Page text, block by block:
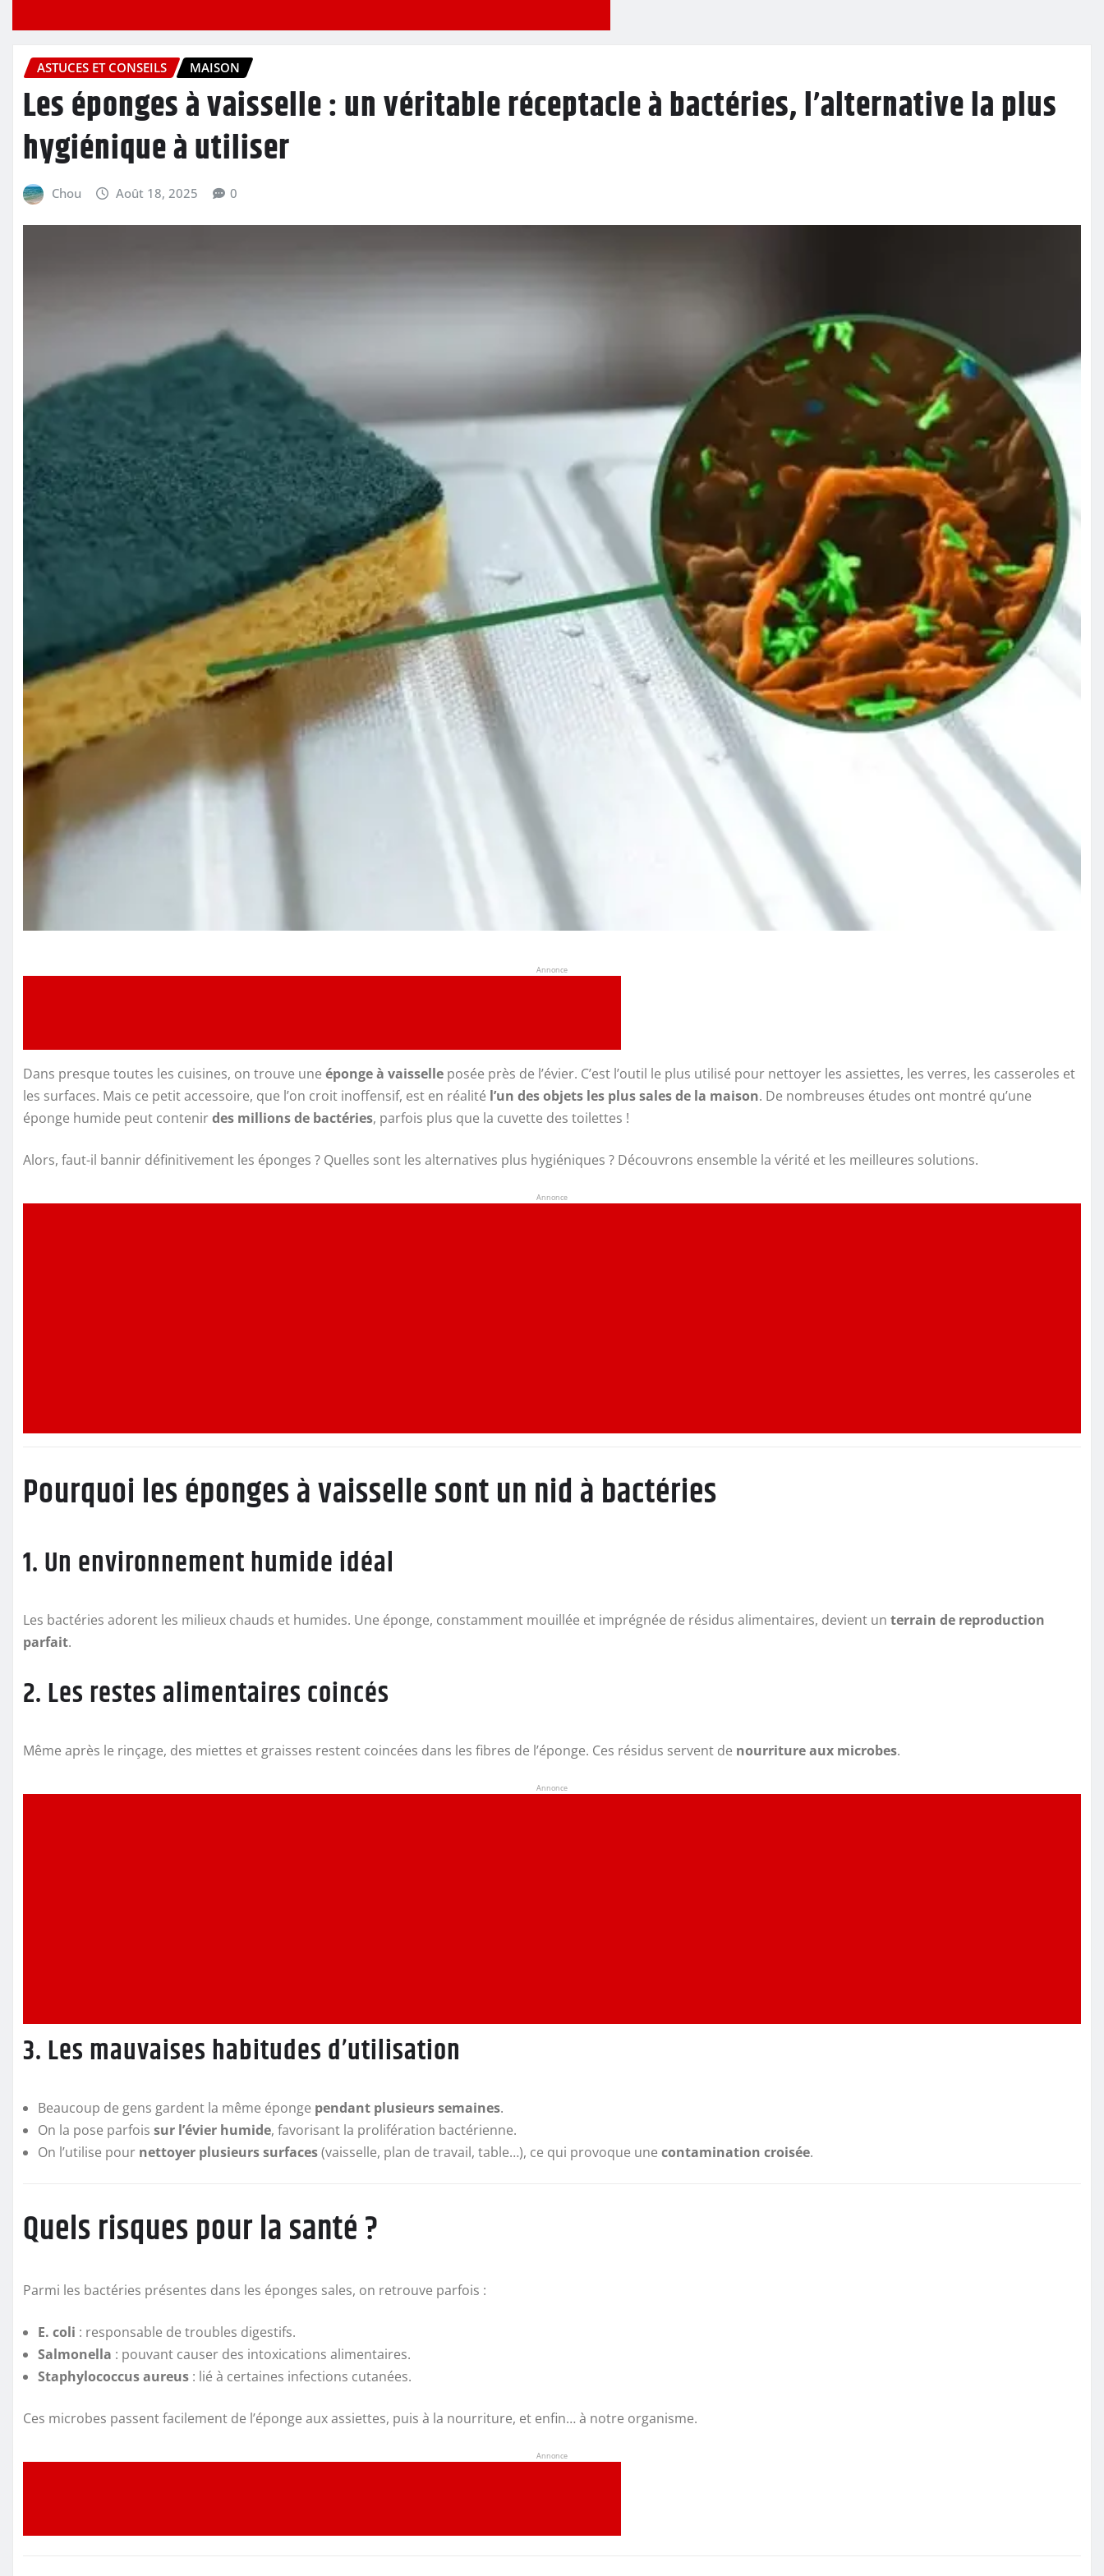
ASTUCES ET CONSEILS MAISON
Les éponges à vaisselle : un véritable réceptacle à bactéries, l’alternative la plus
hygiénique à utiliser
Chou Août 18, 2025 0
Annonce
Dans presque toutes les cuisines, on trouve une éponge à vaisselle posée près de l’évier. C’est l’outil le plus utilisé pour nettoyer les assiettes, les verres, les casseroles et
les surfaces. Mais ce petit accessoire, que l’on croit inoffensif, est en réalité l’un des objets les plus sales de la maison. De nombreuses études ont montré qu’une
éponge humide peut contenirdes millions de bactéries, parfois plus que la cuvette des toilettes !
Alors, faut-il bannir définitivement les éponges ? Quelles sont les alternatives plus hygiéniques ? Découvrons ensemble la vérité et les meilleures solutions.
Annonce
Pourquoi les éponges à vaisselle sont un nid à bactéries
1. Un environnement humide idéal
Les bactéries adorent les milieux chauds et humides. Une éponge, constamment mouillée et imprégnée de résidus alimentaires, devient un terrain de reproduction
parfait.
2. Les restes alimentaires coincés
Même après le rinçage, des miettes et graisses restent coincées dans les fibres de l’éponge. Ces résidus servent de nourriture aux microbes.
Annonce
3. Les mauvaises habitudes d’utilisation
Beaucoup de gens gardent la même éponge pendant plusieurs semaines.
On la pose parfois sur l’évier humide, favorisant la prolifération bactérienne.
On l’utilise pour nettoyer plusieurs surfaces(vaisselle, plan de travail, table…), ce qui provoque une contamination croisée.
Quels risques pour la santé ?
Parmi les bactéries présentes dans les éponges sales, on retrouve parfois :
E. coli : responsable de troubles digestifs.
Salmonella : pouvant causer des intoxications alimentaires.
Staphylococcus aureus : lié à certaines infections cutanées.
Ces microbes passent facilement de l’éponge aux assiettes, puis à la nourriture, et enfin… à notre organisme.
Annonce